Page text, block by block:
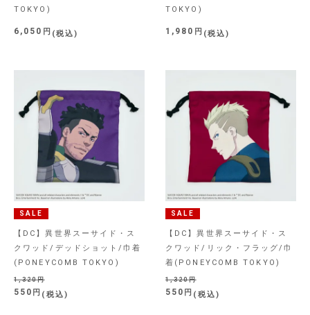
TOKYO)
6,050 税込
TOKYO)
1,980 税込
SALE
【DC】異世界スーサイド・ス
クワッド/デッドショット/巾着
(PONEYCOMB TOKYO)
1,320
550 税込
SALE
【DC】異世界スーサイド・ス
クワッド/リック・フラッグ/巾
着(PONEYCOMB TOKYO)
1,320
550 税込